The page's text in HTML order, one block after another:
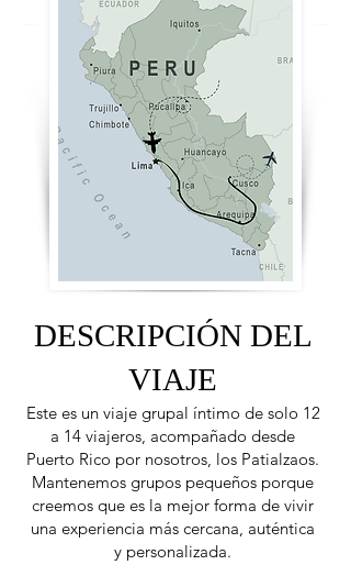
DESCRIPCIÓN DEL
VIAJE
Este es un viaje grupal íntimo de solo 12
a 14 viajeros, acompañado desde
Puerto Rico por nosotros, los Patialzaos.
Mantenemos grupos pequeños porque
creemos que es la mejor forma de vivir
una experiencia más cercana, auténtica
y personalizada.